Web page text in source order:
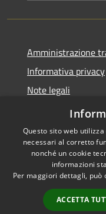
Amministrazione
Informativa privacy
Note legali
Dichiarazione di
Accessibilità
Questo sito web
necessari al corretto
nonché un cookie
informazioni
Per maggiori dettagli, può
ACCETTA